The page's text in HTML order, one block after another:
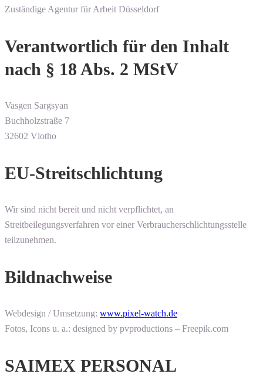
Zuständige Agentur für Arbeit Düsseldorf
Verantwortlich für den Inhalt
nach § 18 Abs. 2 MStV
Vasgen Sargsyan
Buchholzstraße 7
32602 Vlotho
EU-Streitschlichtung
Wir sind nicht bereit und nicht verpflichtet, an
Streitbeilegungsverfahren vor einer Verbraucherschlichtungsstelle
teilzunehmen.
Bildnachweise
Webdesign / Umsetzung: www.pixel-watch.de
Fotos, Icons u. a.: designed by pvproductions – Freepik.com
SAIMEX PERSONAL